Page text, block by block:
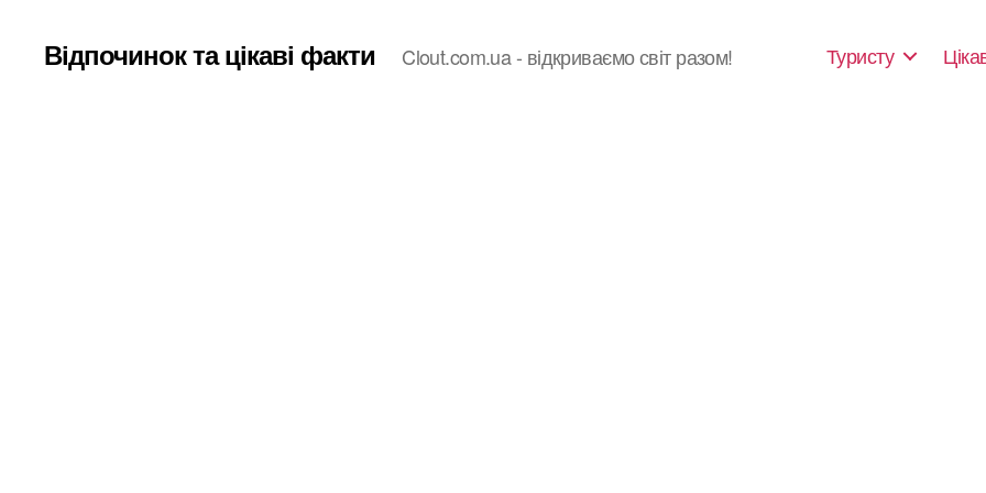
Відпочинок та цікаві факти Clout.com.ua - відкриваємо світ разом! Туристу